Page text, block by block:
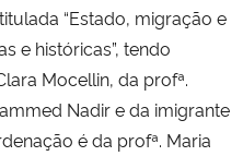
“Estado, migração e
e históricas”, tendo
Mocellin, da profª.
Nadir e da imigrante
é da profª. Maria